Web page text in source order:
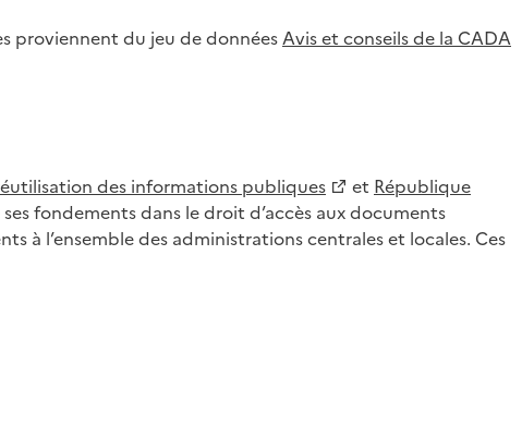
proviennent du jeu de donnéesAvis et conseils de la CADA
des informations publiques et République
fondements dans le droit d’accès aux documents
à l’ensemble des administrations centrales et locales. Ces